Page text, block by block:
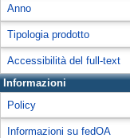
Anno
Tipologia prodotto
Accessibilità del full-text
Informazioni
Policy
Informazioni su fedOA